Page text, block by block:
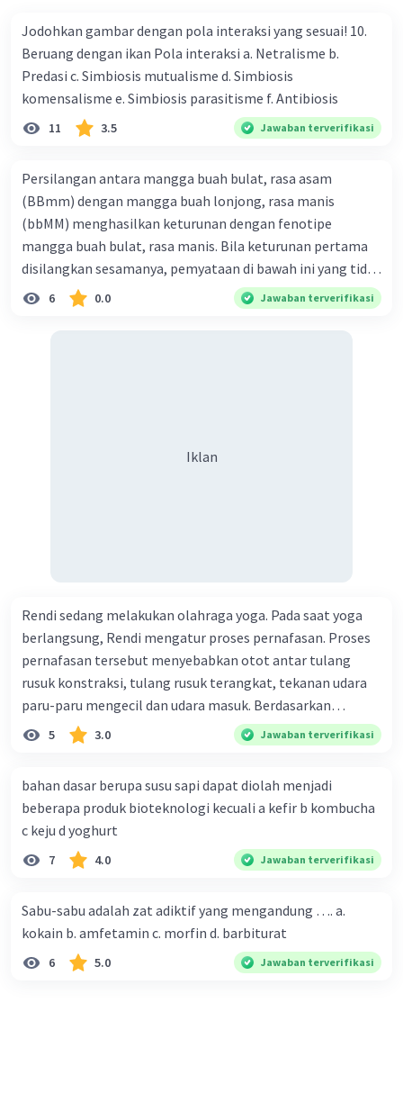
Jodohkan gambar dengan pola interaksi yang sesuai! 10.
Beruang dengan ikan Pola interaksi a. Netralisme b.
Predasi c. Simbiosis mutualisme d. Simbiosis
komensalisme e. Simbiosis parasitisme f. Antibiosis
11 3.5 Jawaban terverifikasi
Persilangan antara mangga buah bulat, rasa asam
(BBmm) dengan mangga buah lonjong, rasa manis
(bbMM) menghasilkan keturunan dengan fenotipe
mangga buah bulat, rasa manis. Bila keturunan pertama
disilangkan sesamanya, pemyataan di bawah ini yang tidak
benar mengenai keturunan yang dihasilkan dari
6 0.0 Jawaban terverifikasi
Iklan
Rendi sedang melakukan olahraga yoga. Pada saat yoga
berlangsung, Rendi mengatur proses pernafasan. Proses
pernafasan tersebut menyebabkan otot antar tulang
rusuk konstraksi, tulang rusuk terangkat, tekanan udara
paru-paru mengecil dan udara masuk. Berdasarkan
informasi tersebut, dapat disimpulkan bahwa Rendi
sedang melakukan proses pernafasan....
5 3.0 Jawaban terverifikasi
bahan dasar berupa susu sapi dapat diolah menjadi
beberapa produk bioteknologi kecuali a kefir b kombucha
c keju d yoghurt
7 4.0 Jawaban terverifikasi
Sabu-sabu adalah zat adiktif yang mengandung …. a.
kokain b. amfetamin c. morfin d. barbiturat
6 5.0 Jawaban terverifikasi